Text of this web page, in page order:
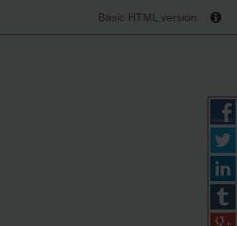
Basic HTML version